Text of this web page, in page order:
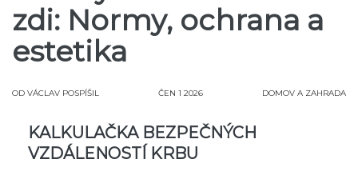
zdi: Normy, ochrana a
estetika
OD VÁCLAV POSPÍŠIL ČEN 1 2026 DOMOV A ZAHRADA
KALKULAČKA BEZPEČNÝCH
VZDÁLENOSTÍ KRBU